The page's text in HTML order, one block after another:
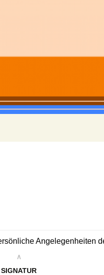
Angelegenheiten
∧
SIGNATUR